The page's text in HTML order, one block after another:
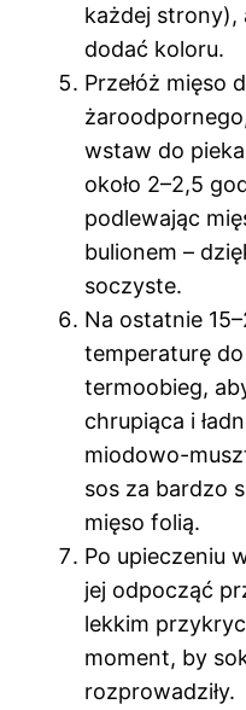
każdej strony),
dodać koloru.
Przełóż mięso
wstaw do
około 2–2,5
podlewając
bulionem –
soczyste.
Na ostatnie
temperaturę do
termoobieg,
chrupiąca i
miodowo-
sos za bardzo
mięso folią.
Po upieczeniu
jej odpocząć
lekkim
moment, by
rozprowadziły.